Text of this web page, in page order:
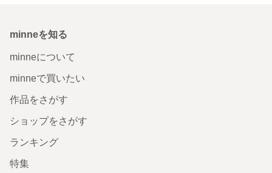
minneを知る
minneについて
minneで買いたい
作品をさがす
ショップをさがす
ランキング
特集